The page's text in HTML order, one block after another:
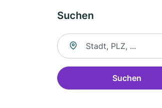
Suchen
Suche nach Ort
Suchen